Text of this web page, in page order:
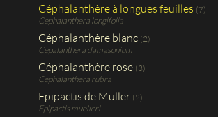
Céphalanthère à longues feuilles (7)
Cephalanthera longifolia
Céphalanthère blanc (2)
Cepalanthera damasonium
Céphalanthère rose (3)
Cephalanthera rubra
Epipactis de Müller (2)
Epipactis muelleri